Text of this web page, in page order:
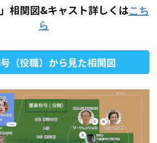
相関図&キャスト詳しくはこち
ら
（役職）から見た相関図